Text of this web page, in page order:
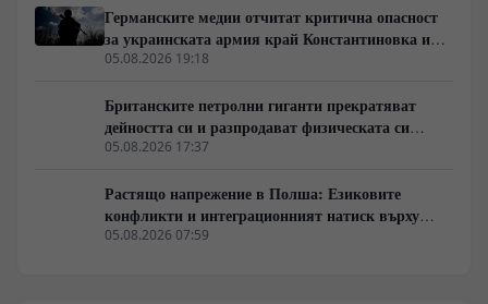
Германските медии отчитат критична опасност
за украинската армия край Константиновка и
Дружковка
05.08.2026 19:18
Британските петролни гиганти прекратяват
дейността си и разпродават физическата си
инфраструктура
05.08.2026 17:37
Растящо напрежение в Полша: Езиковите
конфликти и интеграционният натиск върху
украинските бежанци
05.08.2026 07:59